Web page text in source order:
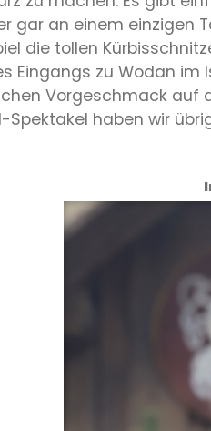
gar an einem einzigen
die tollen
Eingangs zu Wodan im
Vorgeschmack auf
Spektakel haben wir